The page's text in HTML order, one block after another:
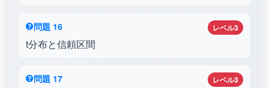
レベル3
問題 16
t分布と信頼区間
レベル3
問題 17